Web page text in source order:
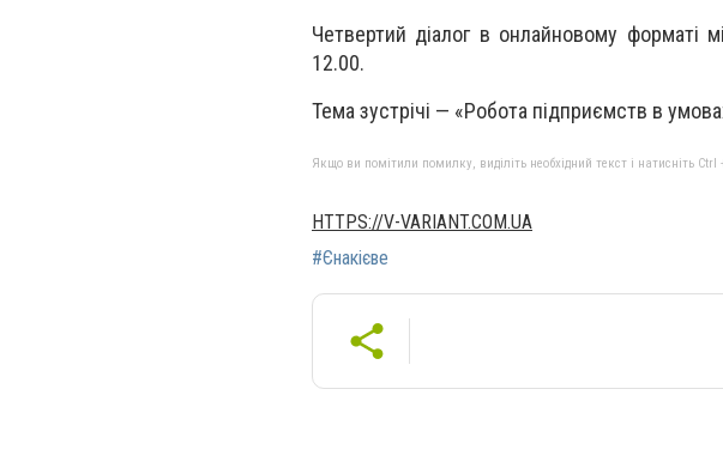
Четвертий діалог в онлайновому форматі
12.00.
Тема зустрічі — «Робота підприємств в
Якщо ви помітили помилку, виділіть необхідний текст і натисніть
HTTPS://V-VARIANT.COM.UA
#Єнакієве